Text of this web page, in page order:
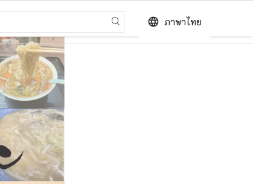
language ภาษาไทย